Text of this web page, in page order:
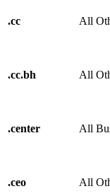
.cc All
.cc.bh All
.center All
.ceo All